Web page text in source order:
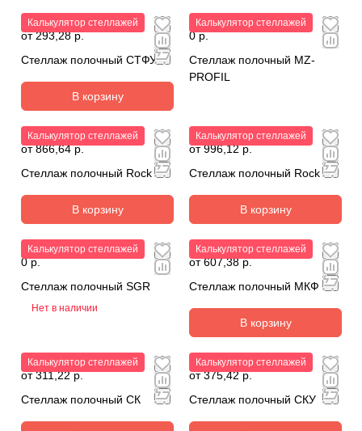
Калькулятор стеллажей
от 293,28 р.
Стеллаж полочный СТФУ
В корзину
Калькулятор стеллажей
0 р.
Стеллаж полочный MZ-
PROFIL
Калькулятор стеллажей
от 866,64 р.
Стеллаж полочный Rock L
В корзину
Калькулятор стеллажей
от 996,12 р.
Стеллаж полочный Rock XL
В корзину
Калькулятор стеллажей
0 р.
Стеллаж полочный SGR
Нет в наличии
Калькулятор стеллажей
от 607,38 р.
Стеллаж полочный МКФ
В корзину
Калькулятор стеллажей
от 311,22 р.
Стеллаж полочный СК
Калькулятор стеллажей
от 375,42 р.
Стеллаж полочный СКУ